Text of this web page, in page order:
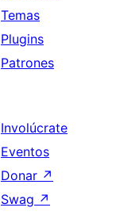
Temas
Plugins
Patrones
Involúcrate
Eventos
Donar ↗
Swag ↗